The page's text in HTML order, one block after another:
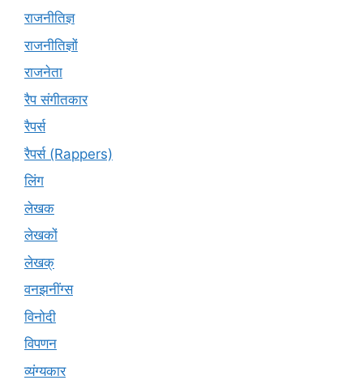
राजनीतिज्ञ
राजनीतिज्ञों
राजनेता
रैप संगीतकार
रैपर्स
रैपर्स (Rappers)
लिंग
लेखक
लेखकों
लेखक्
वनझनींग्स
विनोदी
विपणन
व्यंग्यकार